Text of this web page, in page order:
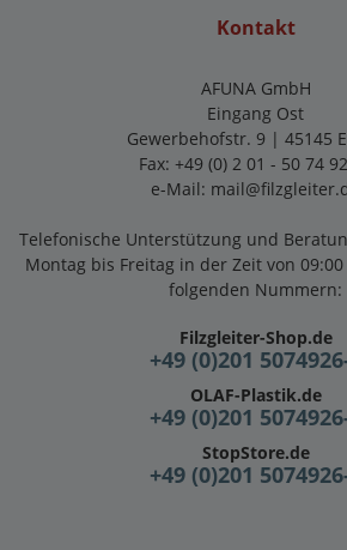
Kontakt
AFUNA GmbH
Eingang Ost
Gewerbehofstr. 9 | 45145
Fax: +49 (0) 2 01 - 50 74
e-Mail:
Telefonische Unterstützung und
Montag bis Freitag in der Zeit von
folgenden Nummern:
Filzgleiter-Shop.de
+49 (0)201
OLAF-Plastik.de
+49 (0)201
StopStore.de
+49 (0)201